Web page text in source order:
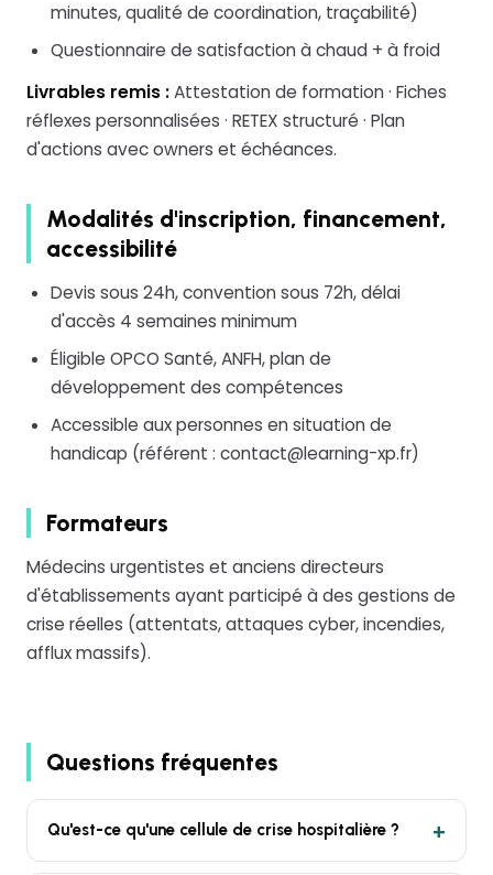
minutes, qualité de coordination, traçabilité)
Questionnaire de satisfaction à chaud + à froid
Livrables remis :Attestation de formation · Fiches
réflexes personnalisées · RETEX structuré · Plan
d'actions avec owners et échéances.
Modalités d'inscription, financement,
accessibilité
Devis sous 24h, convention sous 72h, délai
d'accès 4 semaines minimum
Éligible OPCO Santé, ANFH, plan de
développement des compétences
Accessible aux personnes en situation de
handicap (référent : contact@learning-xp.fr)
Formateurs
Médecins urgentistes et anciens directeurs
d'établissements ayant participé à des gestions de
crise réelles (attentats, attaques cyber, incendies,
afflux massifs).
Questions fréquentes
Qu'est-ce qu'une cellule de crise hospitalière ?